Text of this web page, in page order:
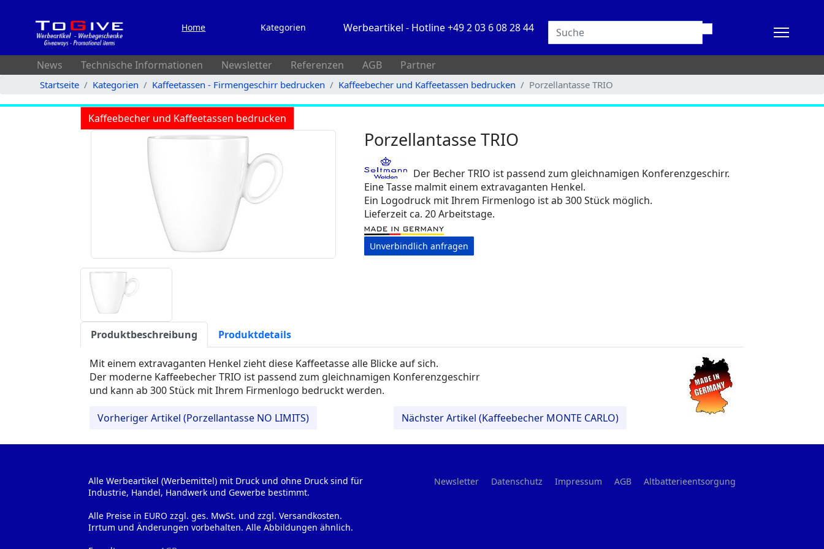
Home Kategorien Werbeartikel - Hotline +49 2 03 6 08 28 44
News Technische Informationen Newsletter Referenzen AGB Partner
Startseite Kategorien Kaffeetassen - Firmengeschirr bedrucken Kaffeebecher und Kaffeetassen bedrucken Porzellantasse TRIO
Kaffeebecher und Kaffeetassen bedrucken
Porzellantasse TRIO
Der Becher TRIO ist passend zum gleichnamigen Konferenzgeschirr.
Eine Tasse malmit einem extravaganten Henkel.
Ein Logodruck mit Ihrem Firmenlogo ist ab 300 Stück möglich.
Lieferzeit ca. 20 Arbeitstage.
Unverbindlich anfragen
Produktbeschreibung Produktdetails
Mit einem extravaganten Henkel zieht diese Kaffeetasse alle Blicke auf sich.
Der moderne Kaffeebecher TRIO ist passend zum gleichnamigen Konferenzgeschirr
und kann ab 300 Stück mit Ihrem Firmenlogo bedruckt werden.
Vorheriger Artikel (Porzellantasse NO LIMITS) Nächster Artikel (Kaffeebecher MONTE CARLO)
Alle Werbeartikel (Werbemittel) mit Druck und ohne Druck sind für
Industrie, Handel, Handwerk und Gewerbe bestimmt.
Alle Preise in EURO zzgl. ges. MwSt. und zzgl. Versandkosten.
Irrtum und Änderungen vorbehalten. Alle Abbildungen ähnlich.
Newsletter Datenschutz Impressum AGB Altbatterieentsorgung